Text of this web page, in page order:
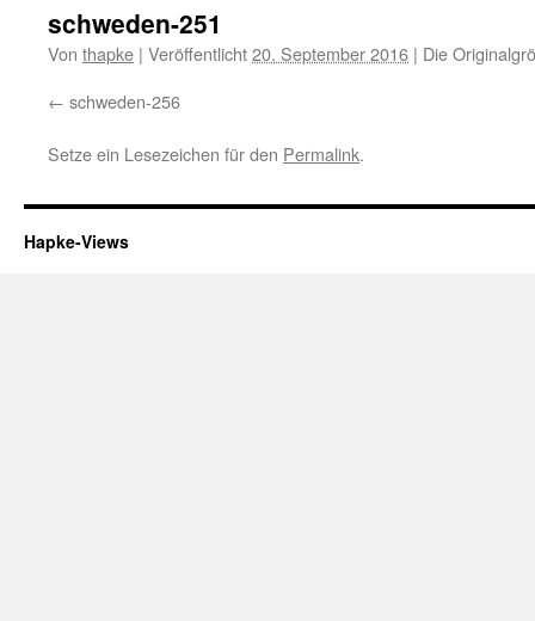
schweden-251
Von thapke | Veröffentlicht20. September 2016 | Die
schweden-256
Setze ein Lesezeichen für den Permalink.
Hapke-Views